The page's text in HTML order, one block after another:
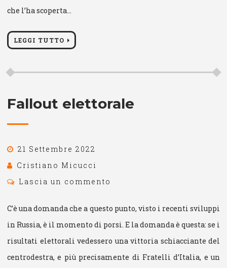
che l’ha scoperta…
LEGGI TUTTO
Fallout elettorale
21 Settembre 2022
Cristiano Micucci
Lascia un commento
C’è una domanda che a questo punto, visto i recenti sviluppi
in Russia, è il momento di porsi. E la domanda è questa: se i
risultati elettorali vedessero una vittoria schiacciante del
centrodestra, e più precisamente di Fratelli d’Italia, e un